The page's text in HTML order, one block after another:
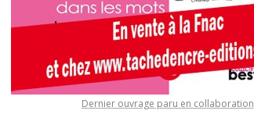
Dernier ouvrage paru en collaboration